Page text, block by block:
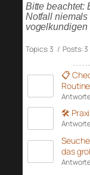
Bitte beachtet:
Notfall
vogelkundigen
Topics: 3 / Posts: 3
📋
🛠️
das